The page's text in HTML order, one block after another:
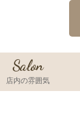
Salon
店内の雰囲気